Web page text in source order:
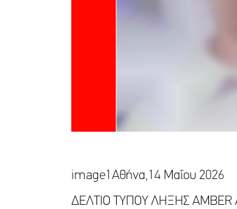
image1Αθήνα,14 Μαΐου 2026
ΔΕΛΤΙΟ ΤΥΠΟΥ ΛΗΞΗΣ AMBER